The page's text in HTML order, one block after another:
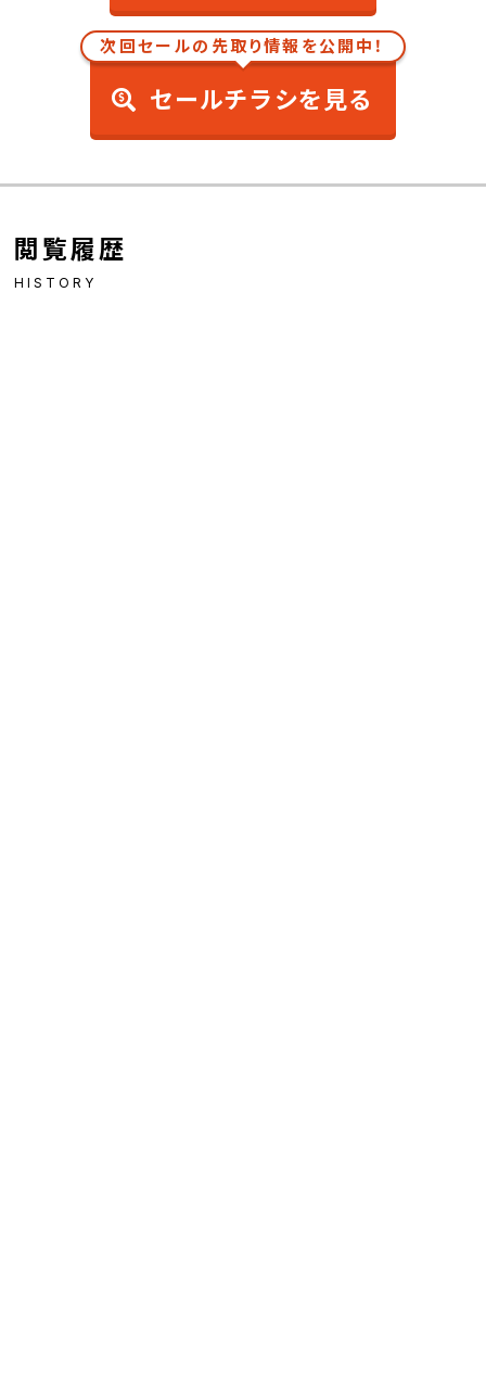
次回セールの先取り情報を公開中！
セールチラシを見る
閲覧履歴
HISTORY